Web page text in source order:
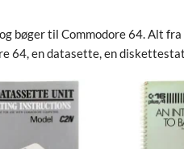
bøger til Commodore 64. Alt
64, en datasette, en